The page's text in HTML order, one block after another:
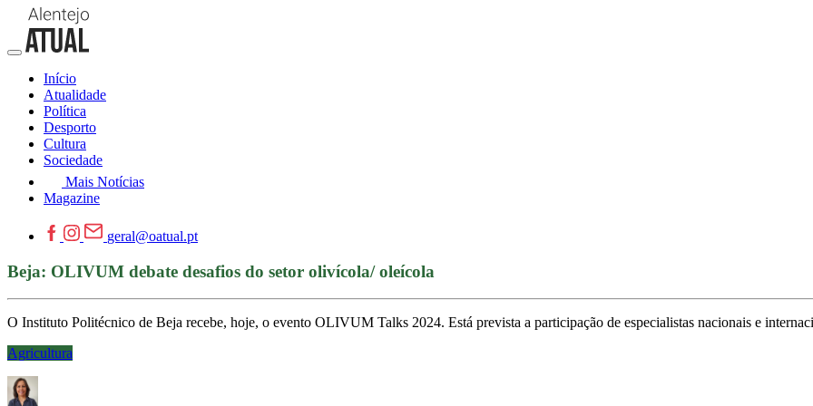
Início
Atualidade
Política
Desporto
Cultura
Sociedade
Mais Notícias
Magazine
geral@oatual.pt
Beja: OLIVUM debate desafios do setor olivícola/ oleícola
O Instituto Politécnico de Beja recebe, hoje, o evento OLIVUM Talks 2024. Está prevista a participação de especialistas nacionais e
Agricultura